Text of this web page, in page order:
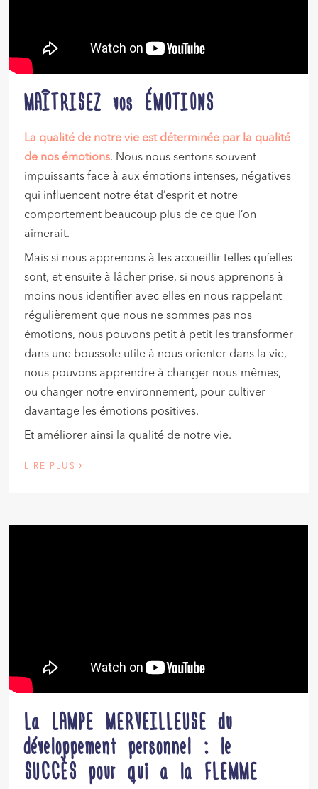
MAÎTRISEZ vos ÉMOTIONS
La qualité de notre vie est déterminée par la qualité
de nos émotions. Nous nous sentons souvent
impuissants face à aux émotions intenses, négatives
qui influencent notre état d’esprit et notre
comportement beaucoup plus de ce que l’on
aimerait.
Mais si nous apprenons à les accueillir telles qu’elles
sont, et ensuite à lâcher prise, si nous apprenons à
moins nous identifier avec elles en nous rappelant
régulièrement que nous ne sommes pas nos
émotions, nous pouvons petit à petit les transformer
dans une boussole utile à nous orienter dans la vie,
nous pouvons apprendre à changer nous-mêmes,
ou changer notre environnement, pour cultiver
davantage les émotions positives.
Et améliorer ainsi la qualité de notre vie.
LIRE PLUS ›
La LAMPE MERVEILLEUSE du
développement personnel : le
SUCCÈS pour qui a la FLEMME